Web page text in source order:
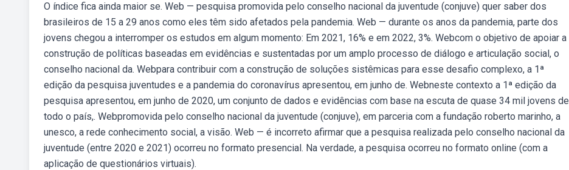
O índice fica ainda maior se. Web — pesquisa promovida pelo conselho nacional da juventude (conjuve) quer saber dos
brasileiros de 15 a 29 anos como eles têm sido afetados pela pandemia. Web — durante os anos da pandemia, parte dos
jovens chegou a interromper os estudos em algum momento: Em 2021, 16% e em 2022, 3%. Webcom o objetivo de apoiar a
construção de políticas baseadas em evidências e sustentadas por um amplo processo de diálogo e articulação social, o
conselho nacional da. Webpara contribuir com a construção de soluções sistêmicas para esse desafio complexo, a 1ª
edição da pesquisa juventudes e a pandemia do coronavírus apresentou, em junho de. Webneste contexto a 1ª edição da
pesquisa apresentou, em junho de 2020, um conjunto de dados e evidências com base na escuta de quase 34 mil jovens de
todo o país,. Webpromovida pelo conselho nacional da juventude (conjuve), em parceria com a fundação roberto marinho, a
unesco, a rede conhecimento social, a visão. Web — é incorreto afirmar que a pesquisa realizada pelo conselho nacional da
juventude (entre 2020 e 2021) ocorreu no formato presencial. Na verdade, a pesquisa ocorreu no formato online (com a
aplicação de questionários virtuais).